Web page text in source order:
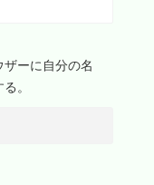
ーに自分の名
。